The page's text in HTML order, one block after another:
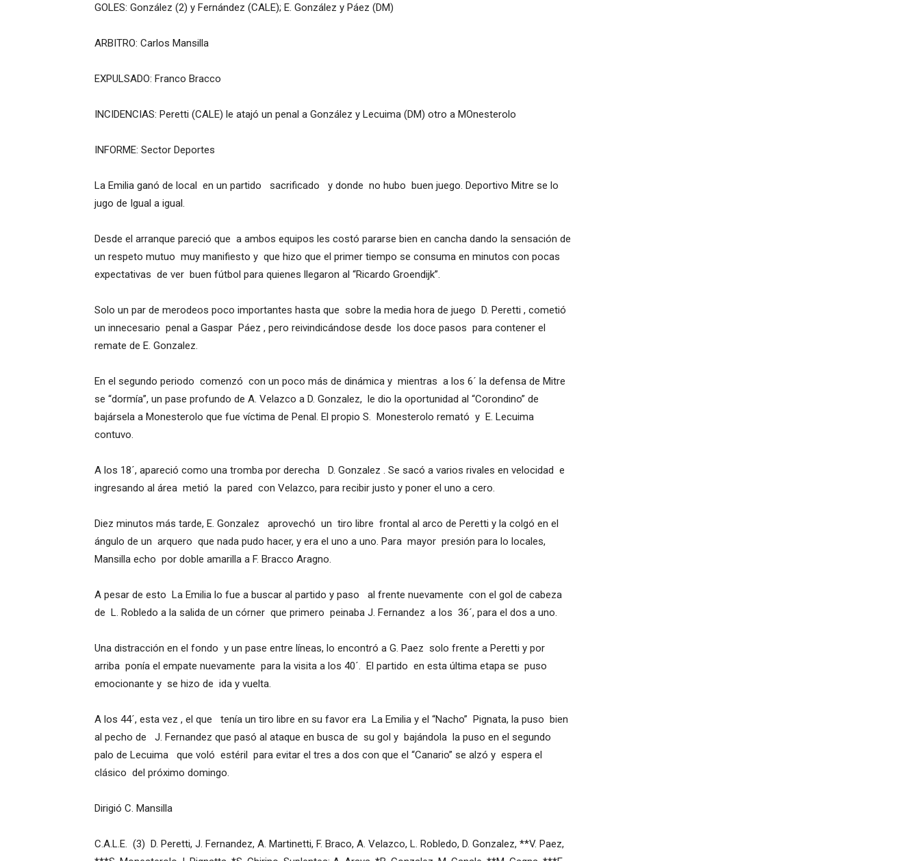
GOLES: González (2) y Fernández (CALE); E. González y Páez (DM)
ARBITRO: Carlos Mansilla
EXPULSADO: Franco Bracco
INCIDENCIAS: Peretti (CALE) le atajó un penal a González y Lecuima (DM) otro a MOnesterolo
INFORME: Sector Deportes
La Emilia ganó de local en un partido sacrificado y donde no hubo buen juego. Deportivo Mitre se lo
jugo de Igual a igual.
Desde el arranque pareció que a ambos equipos les costó pararse bien en cancha dando la sensación de
un respeto mutuo muy manifiesto y que hizo que el primer tiempo se consuma en minutos con pocas
expectativas de ver buen fútbol para quienes llegaron al “Ricardo Groendijk”.
Solo un par de merodeos poco importantes hasta que sobre la media hora de juego D. Peretti , cometió
un innecesario penal a Gaspar Páez , pero reivindicándose desde los doce pasos para contener el
remate de E. Gonzalez.
En el segundo periodo comenzó con un poco más de dinámica y mientras a los 6´ la defensa de Mitre
se “dormía”, un pase profundo de A. Velazco a D. Gonzalez, le dio la oportunidad al “Corondino” de
bajársela a Monesterolo que fue víctima de Penal. El propio S. Monesterolo remató y E. Lecuima
contuvo.
A los 18´, apareció como una tromba por derecha D. Gonzalez . Se sacó a varios rivales en velocidad e
ingresando al área metió la pared con Velazco, para recibir justo y poner el uno a cero.
Diez minutos más tarde, E. Gonzalez aprovechó un tiro libre frontal al arco de Peretti y la colgó en el
ángulo de un arquero que nada pudo hacer, y era el uno a uno. Para mayor presión para lo locales,
Mansilla echo por doble amarilla a F. Bracco Aragno.
A pesar de esto La Emilia lo fue a buscar al partido y paso al frente nuevamente con el gol de cabeza
de L. Robledo a la salida de un córner que primero peinaba J. Fernandez a los 36´, para el dos a uno.
Una distracción en el fondo y un pase entre líneas, lo encontró a G. Paez solo frente a Peretti y por
arriba ponía el empate nuevamente para la visita a los 40´. El partido en esta última etapa se puso
emocionante y se hizo de ida y vuelta.
A los 44´, esta vez , el que tenía un tiro libre en su favor era La Emilia y el “Nacho” Pignata, la puso bien
al pecho de J. Fernandez que pasó al ataque en busca de su gol y bajándola la puso en el segundo
palo de Lecuima que voló estéril para evitar el tres a dos con que el “Canario” se alzó y espera el
clásico del próximo domingo.
Dirigió C. Mansilla
C.A.L.E. (3) D. Peretti, J. Fernandez, A. Martinetti, F. Braco, A. Velazco, L. Robledo, D. Gonzalez, **V. Paez,